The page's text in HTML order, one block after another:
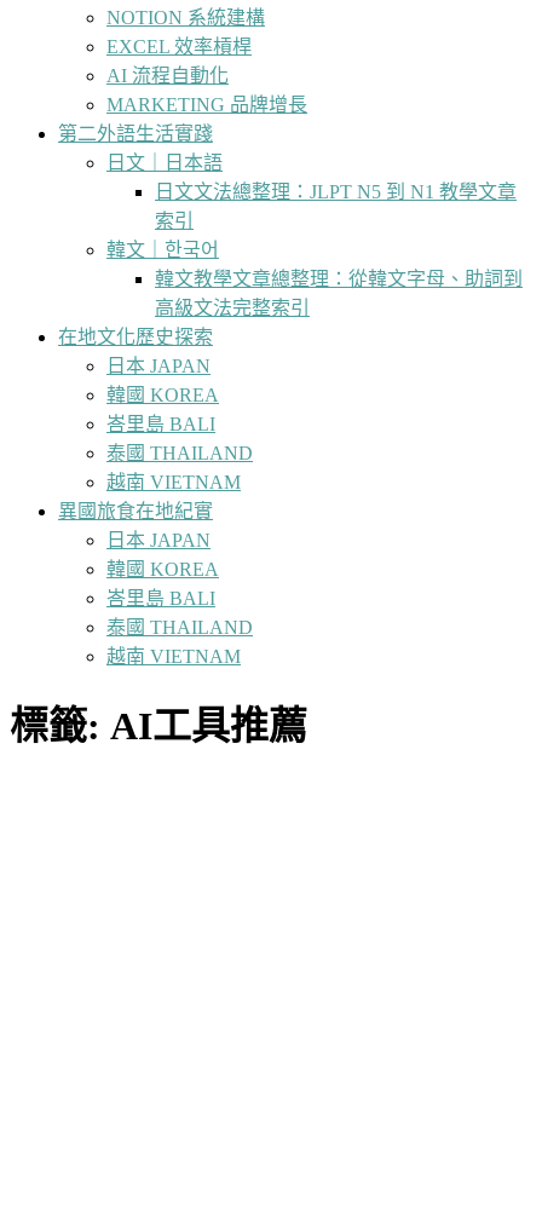
NOTION 系統建構
EXCEL 效率槓桿
AI 流程自動化
MARKETING 品牌增長
第二外語生活實踐
日文｜日本語
日文文法總整理：JLPT N5 到 N1 教學文章
索引
韓文｜한국어
韓文教學文章總整理：從韓文字母、助詞到
高級文法完整索引
在地文化歷史探索
日本 JAPAN
韓國 KOREA
峇里島 BALI
泰國 THAILAND
越南 VIETNAM
異國旅食在地紀實
日本 JAPAN
韓國 KOREA
峇里島 BALI
泰國 THAILAND
越南 VIETNAM
標籤: AI工具推薦